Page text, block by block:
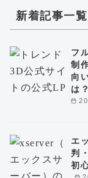
新着記事一覧
フ
制
向
は？
エ
判
初